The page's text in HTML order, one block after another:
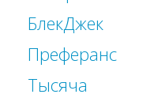
БлекДжек
Преферанс
Тысяча